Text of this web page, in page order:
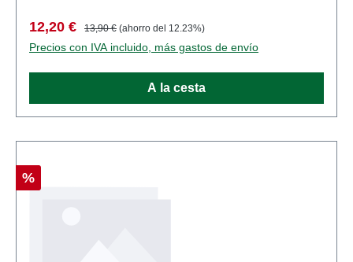
PreiserNúmero de artículo: 10023numero de piezas:
Conjunto de varias piezasEAN: 4041032100234tipo
de producto: Cifraspista: H0escala:
1:87Recomendación de edad: A partir de 14 años
Precio de venta:
12,20 € Precio normal:
13,90 € (ahorro del 12.23%)
Precios con IVA incluido, más gastos de envío
A la cesta
Descuento
%